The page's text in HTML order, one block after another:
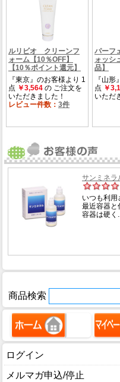
商品検索
ログイン
メルマガ申込/停止